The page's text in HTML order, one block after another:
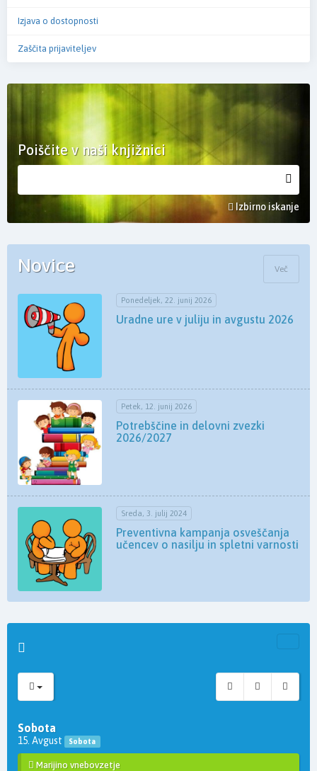
Izjava o dostopnosti
Zaščita prijaviteljev
Poiščite v naši knjižnici
Izbirno iskanje
Novice Več
Ponedeljek, 22. junij 2026
Uradne ure v juliju in avgustu 2026
Petek, 12. junij 2026
Potrebščine in delovni zvezki
2026/2027
Sreda, 3. julij 2024
Preventivna kampanja osveščanja
učencev o nasilju in spletni varnosti
Sobota
15. Avgust Sobota
Marijino vnebovzetje